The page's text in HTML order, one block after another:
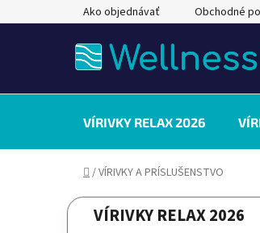
na
Ako objednávať Obchodné
VÍRIVKY RELAX 2026
Domov
/VÍRIVKY A PRÍSLUŠENSTVO
BPreskočiť
kategórie
K
VÍRIVKY RELAX 2026